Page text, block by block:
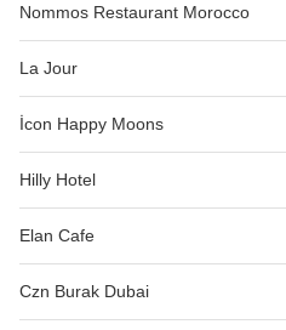
Nommos Restaurant Morocco
La Jour
İcon Happy Moons
Hilly Hotel
Elan Cafe
Czn Burak Dubai